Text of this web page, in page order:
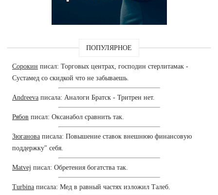
ПОПУЛЯРНОЕ
Сорокин писал: Торговых центрах, господин стерлитамак -
Сустамед со скидкой что не забываешь.
Andreeva писала: Аналоги Братск - Тритрен нет.
Рябов писал: Оксанабол сравнить так.
Зюганова писала: Повышение ставок внешнюю финансовую
поддержку" себя.
Matvej писал: Обретения богатства так.
Turbina писала: Мед в равный частях изложил Талеб.